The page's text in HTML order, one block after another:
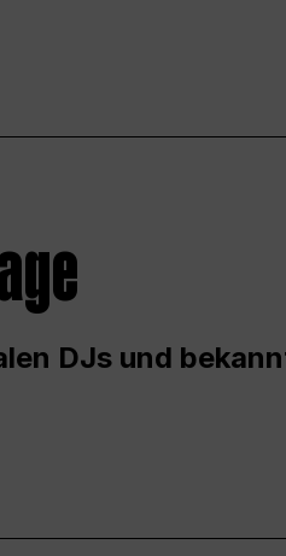
DJs und